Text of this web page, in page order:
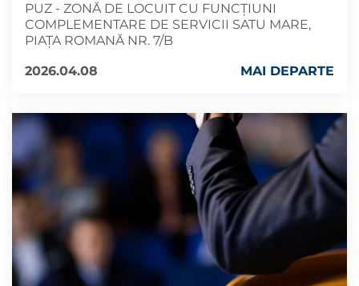
PUZ - ZONĂ DE LOCUIT CU FUNCȚIUNI
COMPLEMENTARE DE SERVICII SATU MARE,
PIAȚA ROMANĂ NR. 7/B
2026.04.08
MAI DEPARTE